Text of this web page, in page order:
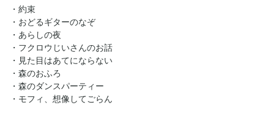
・約束
・おどるギターのなぞ
・あらしの夜
・フクロウじいさんのお話
・見た目はあてにならない
・森のおふろ
・森のダンスパーティー
・モフィ、想像してごらん